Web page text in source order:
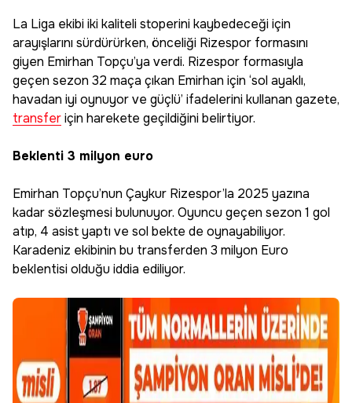
La Liga ekibi iki kaliteli stoperini kaybedeceği için
arayışlarını sürdürürken, önceliği Rizespor formasını
giyen Emirhan Topçu’ya verdi. Rizespor formasıyla
geçen sezon 32 maça çıkan Emirhan için ‘sol ayaklı,
havadan iyi oynuyor ve güçlü’ ifadelerini kullanan gazete,
transferiçin harekete geçildiğini belirtiyor.
Beklenti 3 milyon euro
Emirhan Topçu’nun Çaykur Rizespor’la 2025 yazına
kadar sözleşmesi bulunuyor. Oyuncu geçen sezon 1 gol
atıp, 4 asist yaptı ve sol bekte de oynayabiliyor.
Karadeniz ekibinin bu transferden 3 milyon Euro
beklentisi olduğu iddia ediliyor.